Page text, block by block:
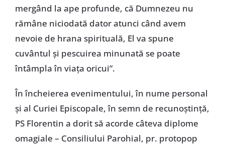
mergând la ape profunde, că Dumnezeu nu
rămâne niciodată dator atunci când avem
nevoie de hrana spirituală, El va spune
cuvântul şi pescuirea minunată se poate
întâmpla în viaţa oricui”.
În încheierea evenimentului, în nume personal
şi al Curiei Episcopale, în semn de recunoştinţă,
PS Florentin a dorit să acorde câteva diplome
omagiale – Consiliului Parohial, pr. protopop